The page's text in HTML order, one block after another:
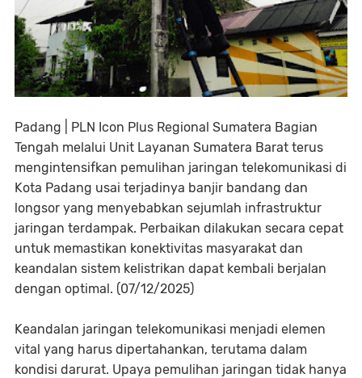
Padang | PLN Icon Plus Regional Sumatera Bagian
Tengah melalui Unit Layanan Sumatera Barat terus
mengintensifkan pemulihan jaringan telekomunikasi di
Kota Padang usai terjadinya banjir bandang dan
longsor yang menyebabkan sejumlah infrastruktur
jaringan terdampak. Perbaikan dilakukan secara cepat
untuk memastikan konektivitas masyarakat dan
keandalan sistem kelistrikan dapat kembali berjalan
dengan optimal. (07/12/2025)
Keandalan jaringan telekomunikasi menjadi elemen
vital yang harus dipertahankan, terutama dalam
kondisi darurat. Upaya pemulihan jaringan tidak hanya